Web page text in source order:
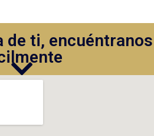
de ti, encuéntranos